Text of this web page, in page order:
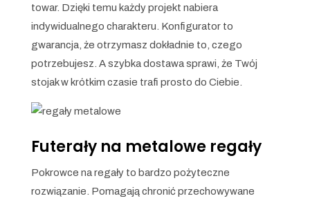
towar. Dzięki temu każdy projekt nabiera
indywidualnego charakteru. Konfigurator to
gwarancja, że otrzymasz dokładnie to, czego
potrzebujesz. A szybka dostawa sprawi, że Twój
stojak w krótkim czasie trafi prosto do Ciebie.
Futerały na metalowe regały
Pokrowce na regały to bardzo pożyteczne
rozwiązanie. Pomagają chronić przechowywane